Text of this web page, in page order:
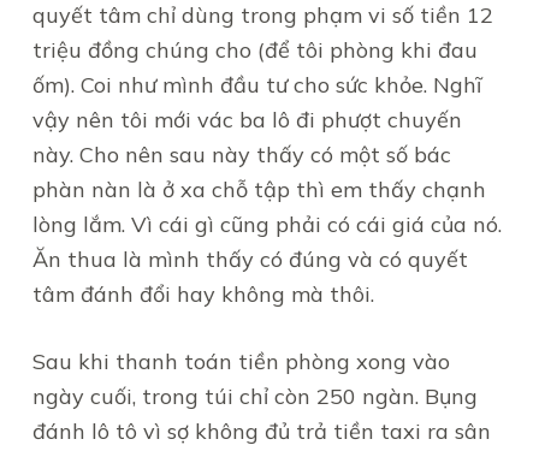
quyết tâm chỉ dùng trong phạm vi số tiền 12
triệu đồng chúng cho (để tôi phòng khi đau
ốm). Coi như mình đầu tư cho sức khỏe. Nghĩ
vậy nên tôi mới vác ba lô đi phượt chuyến
này. Cho nên sau này thấy có một số bác
phàn nàn là ở xa chỗ tập thì em thấy chạnh
lòng lắm. Vì cái gì cũng phải có cái giá của nó.
Ăn thua là mình thấy có đúng và có quyết
tâm đánh đổi hay không mà thôi.
Sau khi thanh toán tiền phòng xong vào
ngày cuối, trong túi chỉ còn 250 ngàn. Bụng
đánh lô tô vì sợ không đủ trả tiền taxi ra sân